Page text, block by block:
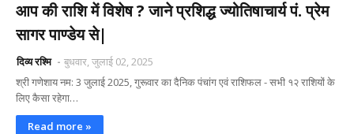
आप की राशि में विशेष ? जाने प्रशिद्ध ज्योतिषाचार्य पं. प्रेम
सागर पाण्डेय से|
दिव्य रश्मि
बुधवार, जुलाई 02, 2025
श्री गणेशाय नम: 3 जुलाई 2025, गुरूवार का दैनिक पंचांग एवं राशिफल - सभी १२ राशियों के
लिए कैसा रहेगा…
Read more »